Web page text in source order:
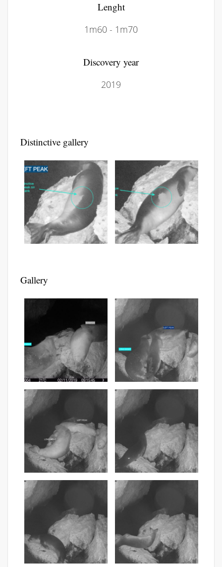
Lenght
1m60 - 1m70
Discovery year
2019
Distinctive gallery
Gallery